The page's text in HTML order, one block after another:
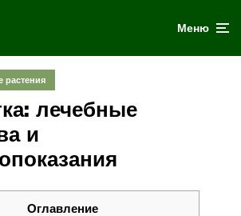
Меню
растения
лечебные
и
Оглавление